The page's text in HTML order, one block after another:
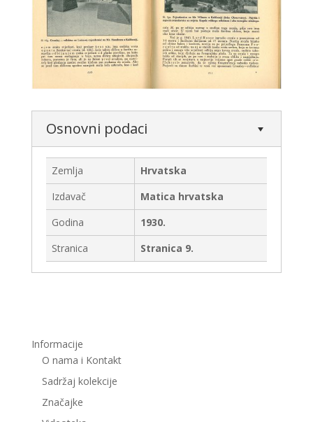
Osnovni podaci
Zemlja
Hrvatska
Izdavač
Matica hrvatska
Godina
1930.
Stranica
Stranica 9.
Informacije
O nama i Kontakt
Sadržaj kolekcije
Značajke